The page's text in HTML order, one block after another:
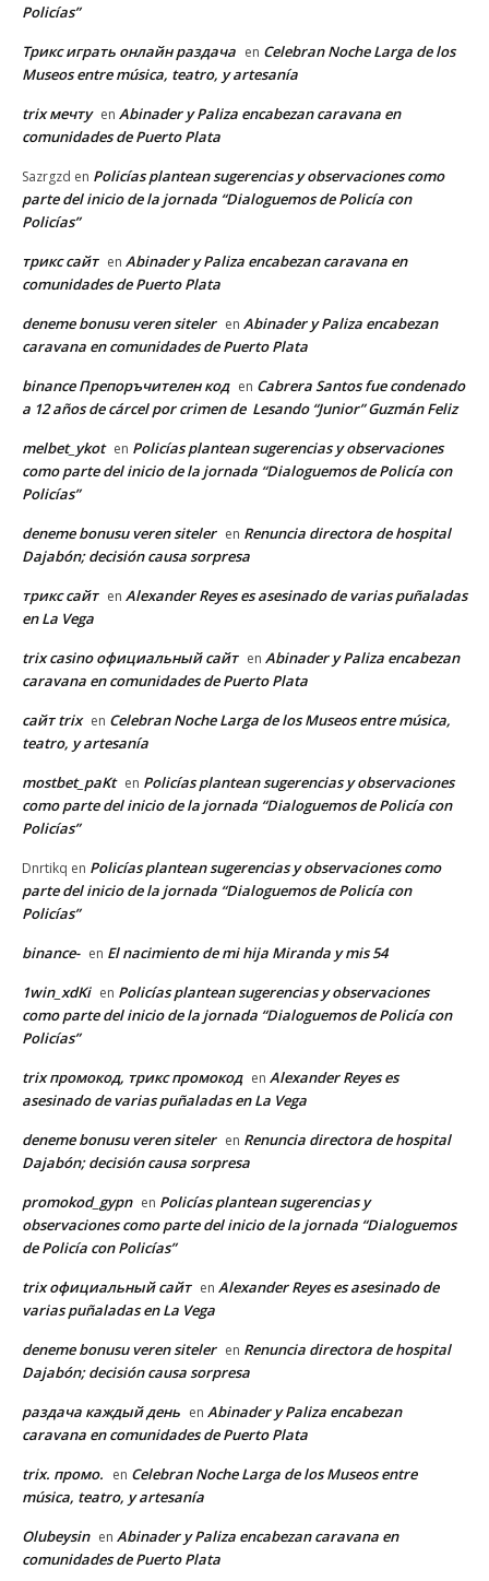
Policías”
Трикс играть онлайн раздача en Celebran Noche Larga de los
Museos entre música, teatro, y artesanía
trix мечту en Abinader y Paliza encabezan caravana en
comunidades de Puerto Plata
Sazrgzd en Policías plantean sugerencias y observaciones como
parte del inicio de la jornada “Dialoguemos de Policía con
Policías”
трикс сайт en Abinader y Paliza encabezan caravana en
comunidades de Puerto Plata
deneme bonusu veren siteler en Abinader y Paliza encabezan
caravana en comunidades de Puerto Plata
binance Препоръчителен код en Cabrera Santos fue condenado
a 12 años de cárcel por crimen de Lesando “Junior” Guzmán Feliz
melbet_ykot en Policías plantean sugerencias y observaciones
como parte del inicio de la jornada “Dialoguemos de Policía con
Policías”
deneme bonusu veren siteler en Renuncia directora de hospital
Dajabón; decisión causa sorpresa
трикс сайт en Alexander Reyes es asesinado de varias puñaladas
en La Vega
trix casino официальный сайт en Abinader y Paliza encabezan
caravana en comunidades de Puerto Plata
сайт trix en Celebran Noche Larga de los Museos entre música,
teatro, y artesanía
mostbet_paKt en Policías plantean sugerencias y observaciones
como parte del inicio de la jornada “Dialoguemos de Policía con
Policías”
Dnrtikq en Policías plantean sugerencias y observaciones como
parte del inicio de la jornada “Dialoguemos de Policía con
Policías”
binance- en El nacimiento de mi hija Miranda y mis 54
1win_xdKi en Policías plantean sugerencias y observaciones
como parte del inicio de la jornada “Dialoguemos de Policía con
Policías”
trix промокод, трикс промокод en Alexander Reyes es
asesinado de varias puñaladas en La Vega
deneme bonusu veren siteler en Renuncia directora de hospital
Dajabón; decisión causa sorpresa
promokod_gypn en Policías plantean sugerencias y
observaciones como parte del inicio de la jornada “Dialoguemos
de Policía con Policías”
trix официальный сайт en Alexander Reyes es asesinado de
varias puñaladas en La Vega
deneme bonusu veren siteler en Renuncia directora de hospital
Dajabón; decisión causa sorpresa
раздача каждый день en Abinader y Paliza encabezan
caravana en comunidades de Puerto Plata
trix. промо. en Celebran Noche Larga de los Museos entre
música, teatro, y artesanía
Olubeysin en Abinader y Paliza encabezan caravana en
comunidades de Puerto Plata